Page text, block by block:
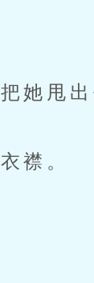
她甩出
襟。